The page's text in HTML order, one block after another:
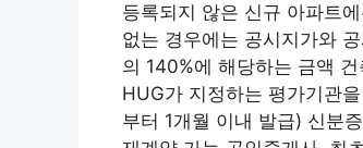
등록되지 않은 신규 아파트
없는 경우에는 공시지가와
의 140%에 해당하는 금액
HUG가 지정하는 평가기관
부터 1개월 이내 발급) 신분